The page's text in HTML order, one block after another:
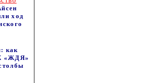
ход
как
«ЖДЯ»